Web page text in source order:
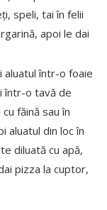
speli, tai în felii
apoi le dai
aluatul într-o foaie
într-o tavă de
făină sau în
aluatul din loc în
diluată cu apă,
pizza la cuptor,